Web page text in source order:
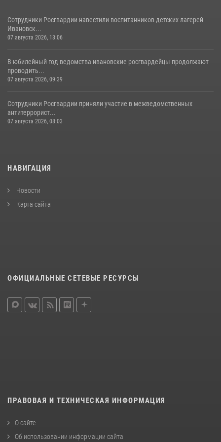
Сотрудники Росгвардии навестили воспитанников детских лагерей
Ивановск...
07 августа 2026, 13:06
В юбилейный год ведомства ивановские росгвардейцы продолжают
проводить...
07 августа 2026, 09:39
Сотрудники Росгвардии приняли участие в межведомственных
антитеррорист...
07 августа 2026, 08:03
НАВИГАЦИЯ
Новости
Карта сайта
ОФИЦИАЛЬНЫЕ СЕТЕВЫЕ РЕСУРСЫ
ПРАВОВАЯ И ТЕХНИЧЕСКАЯ ИНФОРМАЦИЯ
О сайте
Об использовании информации сайта